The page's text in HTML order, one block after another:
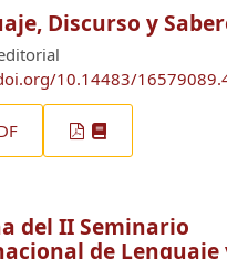
Discurso y
10.14483/
del II Seminario
de Lenguaje